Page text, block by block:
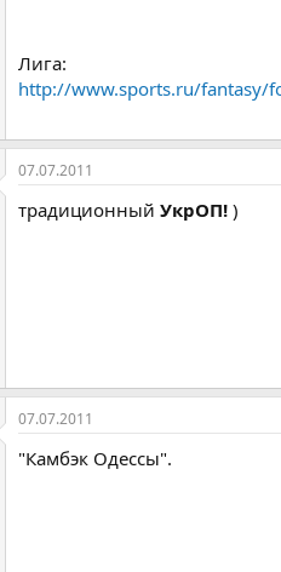
Лига:
http://www.sports.ru/fantasy/
07.07.2011
традиционный УкрОП! )
07.07.2011
"Камбэк Одессы".